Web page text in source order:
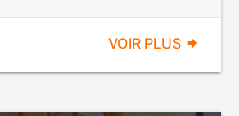
VOIR PLUS